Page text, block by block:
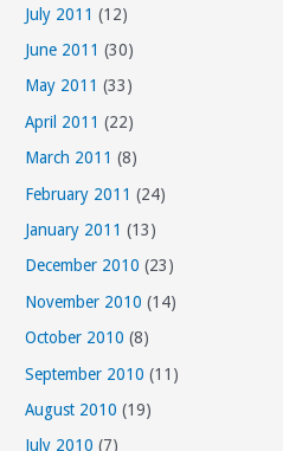
July 2011 (12)
June 2011 (30)
May 2011 (33)
April 2011 (22)
March 2011 (8)
February 2011 (24)
January 2011 (13)
December 2010 (23)
November 2010 (14)
October 2010 (8)
September 2010 (11)
August 2010 (19)
July 2010 (7)